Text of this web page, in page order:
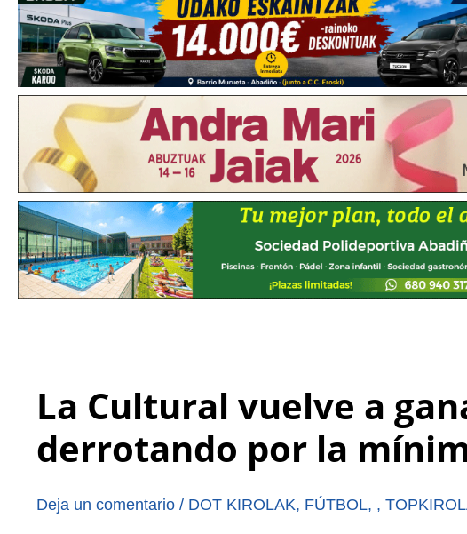
La Cultural vuelve a
derrotando por la
Deja un comentario / DOT KIROLAK, FÚTBOL, ,